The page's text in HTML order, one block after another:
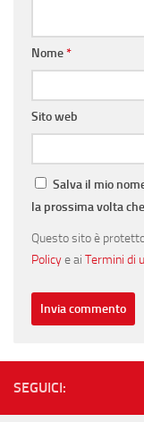
Nome*
Sito web
Salva il mio
la prossima volta
Questo sito è
Policye ai Termini di
SEGUICI: